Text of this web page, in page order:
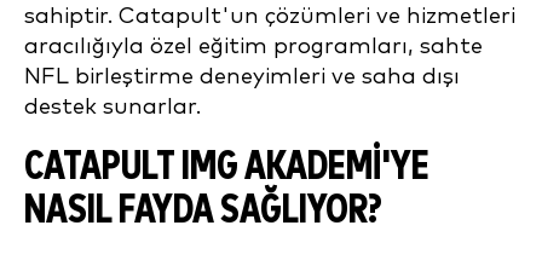
sahiptir. Catapult'un çözümleri ve hizmetleri
aracılığıyla özel eğitim programları, sahte
NFL birleştirme deneyimleri ve saha dışı
destek sunarlar.
CATAPULT IMG AKADEMI'YE
NASIL FAYDA SAĞLIYOR?